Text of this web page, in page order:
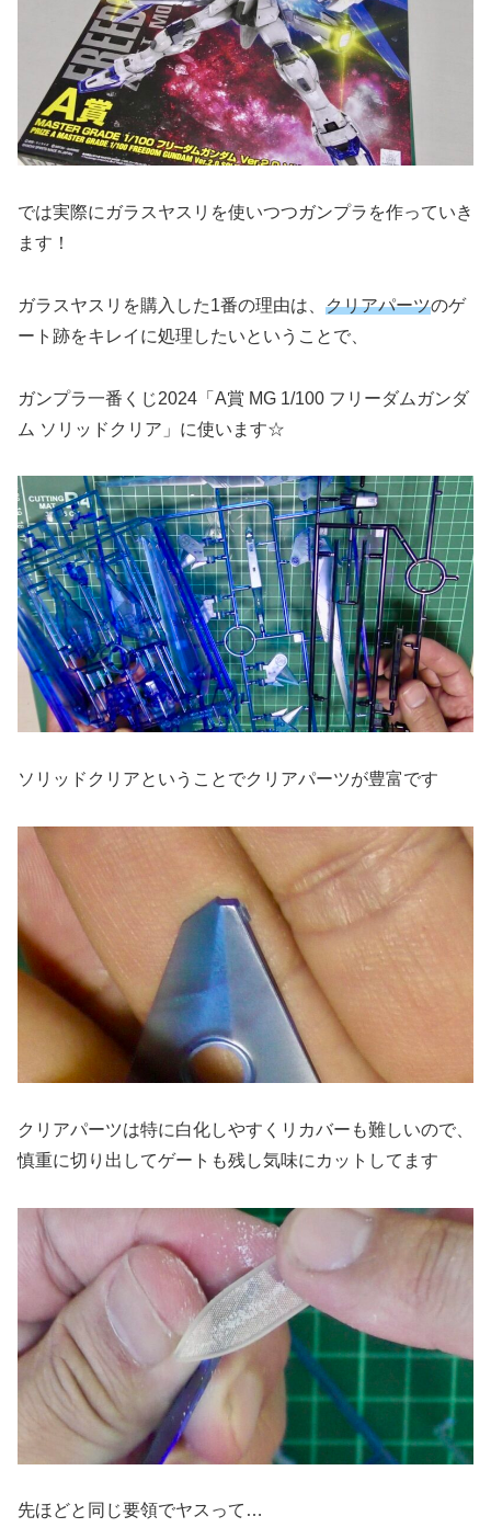
では実際にガラスヤスリを使いつつガンプラを作っていき
ます！
ガラスヤスリを購入した1番の理由は、 クリアパーツのゲ
ート跡をキレイに処理したいということで、
ガンプラ一番くじ2024「A賞 MG 1/100 フリーダムガンダ
ム ソリッドクリア」に使います☆
ソリッドクリアということでクリアパーツが豊富です
クリアパーツは特に白化しやすくリカバーも難しいので、
慎重に切り出してゲートも残し気味にカットしてます
先ほどと同じ要領でヤスって…